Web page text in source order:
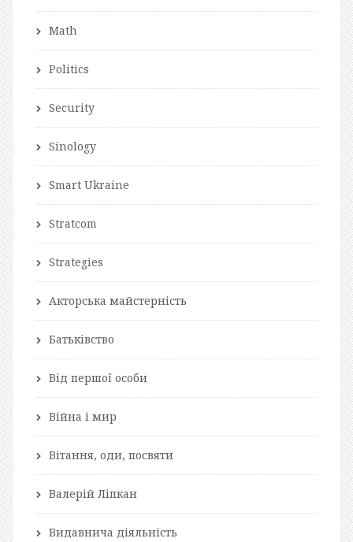
Math
Politics
Security
Sinology
Smart Ukraine
Stratcom
Strategies
Акторська майстерність
Батьківство
Від першої особи
Війна і мир
Вітання, оди, посвяти
Валерій Ліпкан
Видавнича діяльність